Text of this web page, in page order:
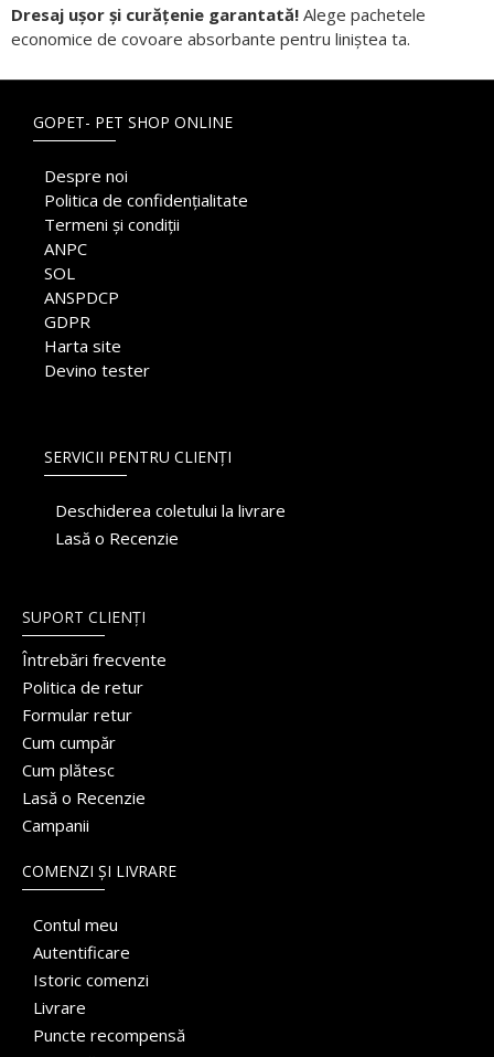
Dresaj ușor și curățenie garantată! Alege pachetele
economice de covoare absorbante pentru liniștea ta.
GOPET- PET SHOP ONLINE
Despre noi
Politica de confidențialitate
Termeni și condiții
ANPC
SOL
ANSPDCP
GDPR
Harta site
Devino tester
SERVICII PENTRU CLIENȚI
Deschiderea coletului la livrare
Lasă o Recenzie
SUPORT CLIENȚI
Întrebări frecvente
Politica de retur
Formular retur
Cum cumpăr
Cum plătesc
Lasă o Recenzie
Campanii
COMENZI ȘI LIVRARE
Contul meu
Autentificare
Istoric comenzi
Livrare
Puncte recompensă